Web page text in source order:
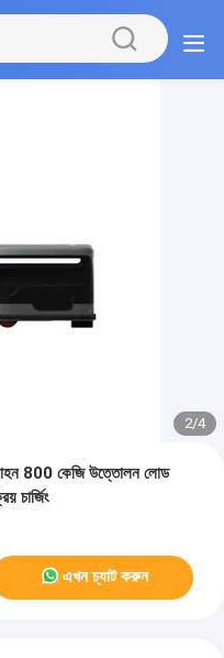
2/4
800 কেজি উত্তোলন লোড
চার্জিং
এখন চ্যাট করুন